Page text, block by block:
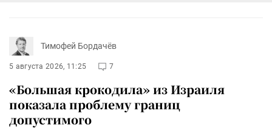
Тимофей Бордачёв
5 августа 2026, 11:25 7
«Большая крокодила» из Израиля
показала проблему границ
допустимого